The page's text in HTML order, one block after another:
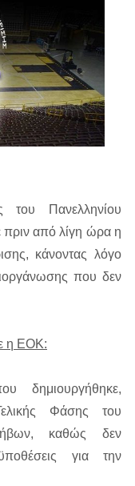
Πανελληνίου
από λίγη ώρα η
κάνοντας λόγο
που δεν
η ΕΟΚ:
δημιουργήθηκε,
Φάσης του
καθώς δεν
για την